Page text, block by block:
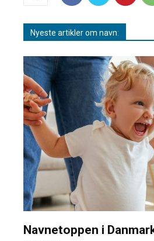
Nyeste artikler om navn:
Navnetoppen i